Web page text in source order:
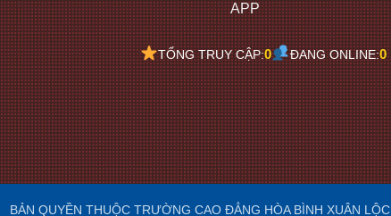
APP
TỔNG TRUY CẬP:0 ĐANG ONLINE:0
BẢN QUYỀN THUỘC TRƯỜNG CAO ĐẲNG HÒA BÌNH XUÂN LỘC